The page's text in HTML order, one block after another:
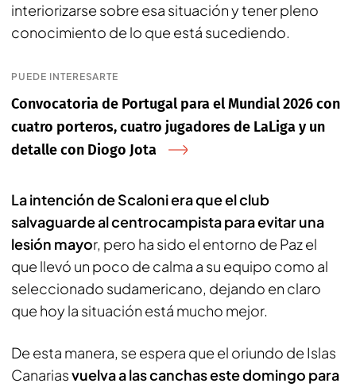
interiorizarse sobre esa situación y tener pleno
conocimiento de lo que está sucediendo.
PUEDE INTERESARTE
Convocatoria de Portugal para el Mundial 2026 con
cuatro porteros, cuatro jugadores de LaLiga y un
detalle con Diogo Jota
La intención de Scaloni era que el club
salvaguarde al centrocampista para evitar una
lesión mayor, pero ha sido el entorno de Paz el
que llevó un poco de calma a su equipo como al
seleccionado sudamericano, dejando en claro
que hoy la situación está mucho mejor.
De esta manera, se espera que el oriundo de Islas
Canariasvuelva a las canchas este domingo para